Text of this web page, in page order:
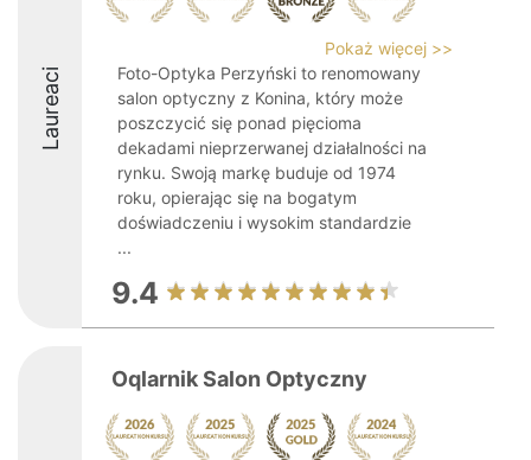
Laureaci
Pokaż więcej >>
Foto-Optyka Perzyński to renomowany
salon optyczny z Konina, który może
poszczycić się ponad pięcioma
dekadami nieprzerwanej działalności na
rynku. Swoją markę buduje od 1974
roku, opierając się na bogatym
doświadczeniu i wysokim standardzie
...
9.4
Oqlarnik Salon Optyczny